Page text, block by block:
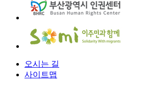
오시는 길
사이트맵